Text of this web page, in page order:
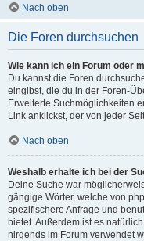
Nach oben
Die Foren durchsuchen
Wie kann ich ein Forum oder
Du kannst die Foren
eingibst, die du in der Foren-
Erweiterte Suchmöglichkeiten
Link anklickst, der von jeder
Nach oben
Weshalb erhalte ich bei der
Deine Suche war
gängige Wörter, welche von
spezifischere Anfrage und
bietet. Außerdem ist es
nirgends im Forum verwendet